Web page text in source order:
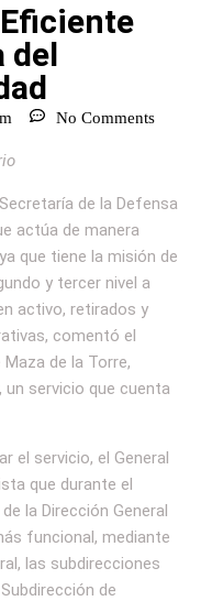
del
No Comments
de la Defensa
actúa de manera
que tiene la misión de
y tercer nivel a
activo, retirados y
comentó el
Maza de la Torre,
un servicio que cuenta
el servicio, el General
que durante el
la Dirección General
funcional, mediante
las subdirecciones
de